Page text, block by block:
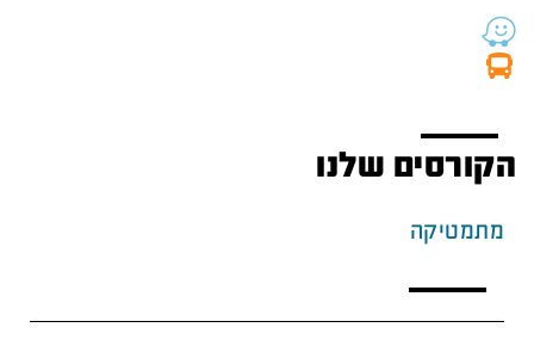
הקורסים שלנו
מתמטיקה